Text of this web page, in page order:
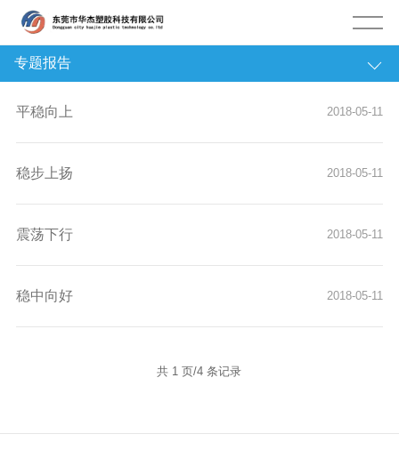
专题报告
行业资讯
经济新闻
市场动态
平稳向上 2018-05-11
稳步上扬 2018-05-11
震荡下行 2018-05-11
稳中向好 2018-05-11
共 1 页/4 条记录